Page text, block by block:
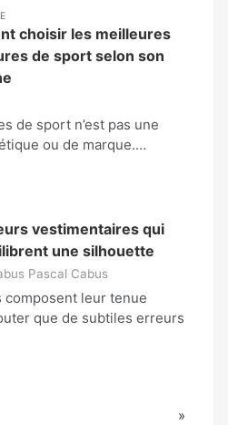
choisir les meilleures
de sport selon son
de sport n’est pas une
ou de marque.…
vestimentaires qui
une silhouette
Pascal Cabus
composent leur tenue
que de subtiles erreurs
Next
»